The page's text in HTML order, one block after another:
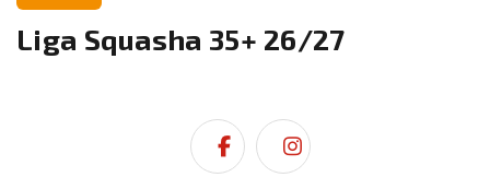
Liga Squasha 35+ 26/27